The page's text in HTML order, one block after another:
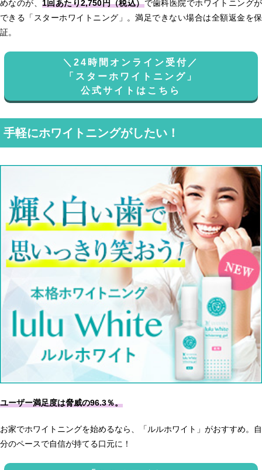
めなのが、1回あたり2,750円（税込）で歯科医院でホワイトニングが
できる「スターホワイトニング」。満足できない場合は全額返金を保
証。
＼24時間オンライン受付／
「スターホワイトニング」
公式サイトはこちら
手軽にホワイトニングがしたい！
ユーザー満足度は脅威の96.3％。
お家でホワイトニングを始めるなら、「ルルホワイト」がおすすめ。自
分のペースで自信が持てる口元に！